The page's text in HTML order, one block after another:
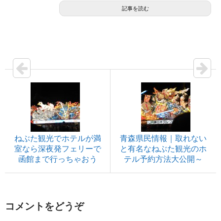
記事を読む
ねぶた観光でホテルが満
室なら深夜発フェリーで
函館まで行っちゃおう
青森県民情報｜取れない
と有名なねぶた観光のホ
テル予約方法大公開～
コメントをどうぞ